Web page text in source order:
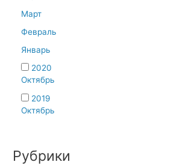
Март
Февраль
Январь
2020
Октябрь
2019
Октябрь
Рубрики